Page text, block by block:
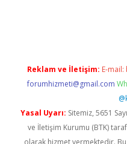
Reklam ve İletişim: E-mail:
forumhizmeti@gmail.com
Yasal Uyarı: Sitemiz, 5651
ve İletişim Kurumu (BTK)
olarak hizmet vermektedir.